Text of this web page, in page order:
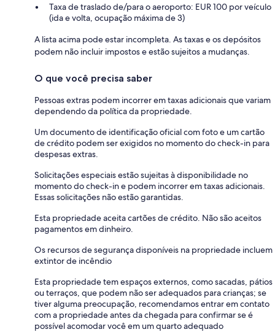
Taxa de traslado de/para o aeroporto: EUR 100 por veículo
(ida e volta, ocupação máxima de 3)
A lista acima pode estar incompleta. As taxas e os depósitos
podem não incluir impostos e estão sujeitos a mudanças.
O que você precisa saber
Pessoas extras podem incorrer em taxas adicionais que variam
dependendo da política da propriedade.
Um documento de identificação oficial com foto e um cartão
de crédito podem ser exigidos no momento do check-in para
despesas extras.
Solicitações especiais estão sujeitas à disponibilidade no
momento do check-in e podem incorrer em taxas adicionais.
Essas solicitações não estão garantidas.
Esta propriedade aceita cartões de crédito. Não são aceitos
pagamentos em dinheiro.
Os recursos de segurança disponíveis na propriedade incluem
extintor de incêndio
Esta propriedade tem espaços externos, como sacadas, pátios
ou terraços, que podem não ser adequados para crianças; se
tiver alguma preocupação, recomendamos entrar em contato
com a propriedade antes da chegada para confirmar se é
possível acomodar você em um quarto adequado